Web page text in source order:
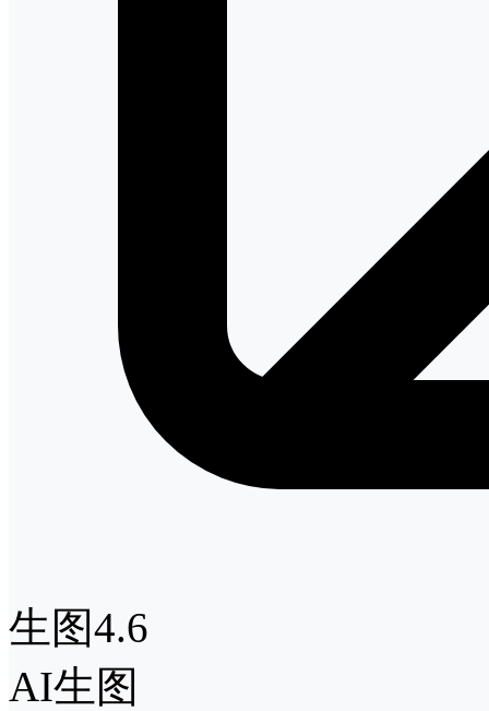
生图4.6
AI生图